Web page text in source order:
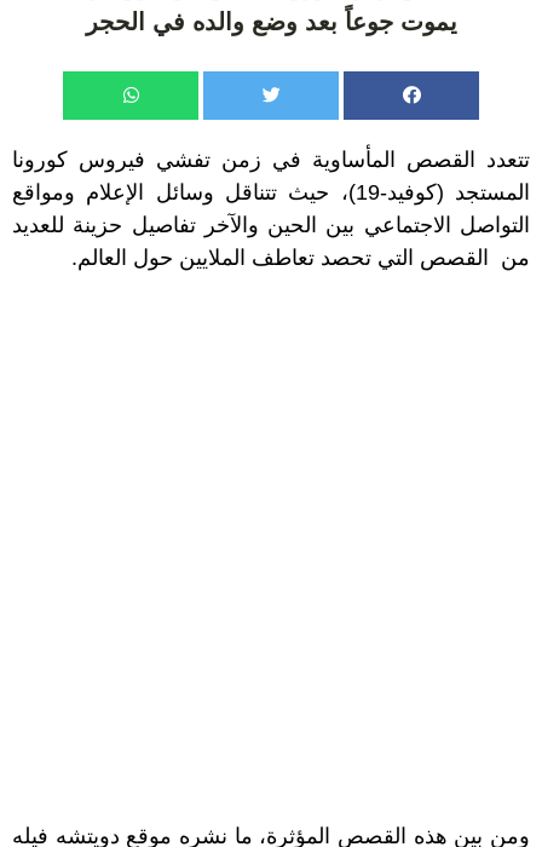
يموت جوعاً بعد وضع والده في الحجر
تتعدد القصص المأساوية في زمن تفشي فيروس كورونا
المستجد (كوفيد-19)، حيث تتناقل وسائل الإعلام ومواقع
التواصل الاجتماعي بين الحين والآخر تفاصيل حزينة للعديد
من القصص التي تحصد تعاطف الملايين حول العالم.
ومن بين هذه القصص المؤثرة، ما نشره موقع دويتشه فيله